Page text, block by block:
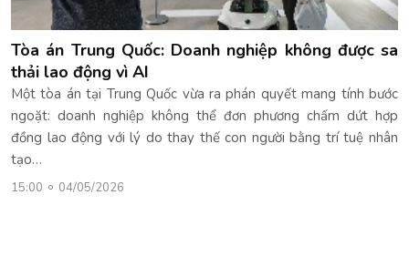
Tòa án Trung Quốc: Doanh nghiệp không được sa
thải lao động vì AI
Một tòa án tại Trung Quốc vừa ra phán quyết mang tính bước
ngoặt: doanh nghiệp không thể đơn phương chấm dứt hợp
đồng lao động với lý do thay thế con người bằng trí tuệ nhân
tạo…
15:00 04/05/2026